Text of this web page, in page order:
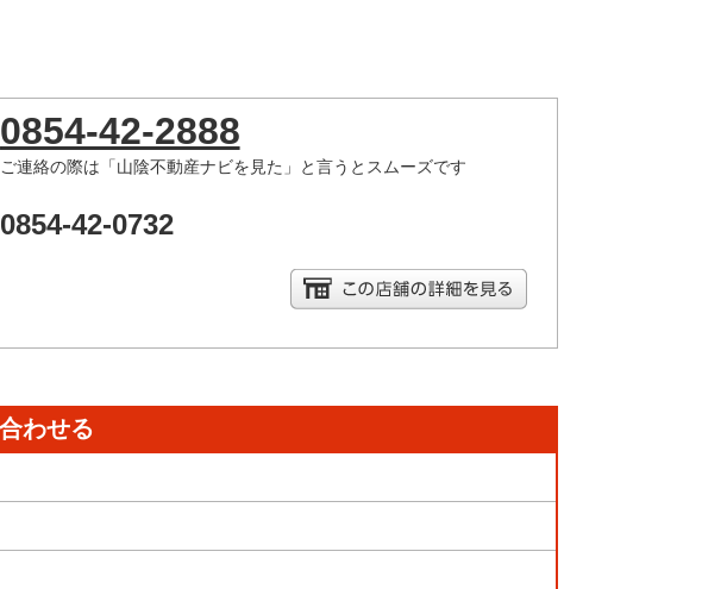
0854-42-2888
ご連絡の際は「山陰不動産ナビを見た」と言うとスムーズです
0854-42-0732